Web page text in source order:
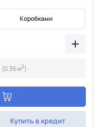
Коробками
(0.36 м2)
Купить в кредит